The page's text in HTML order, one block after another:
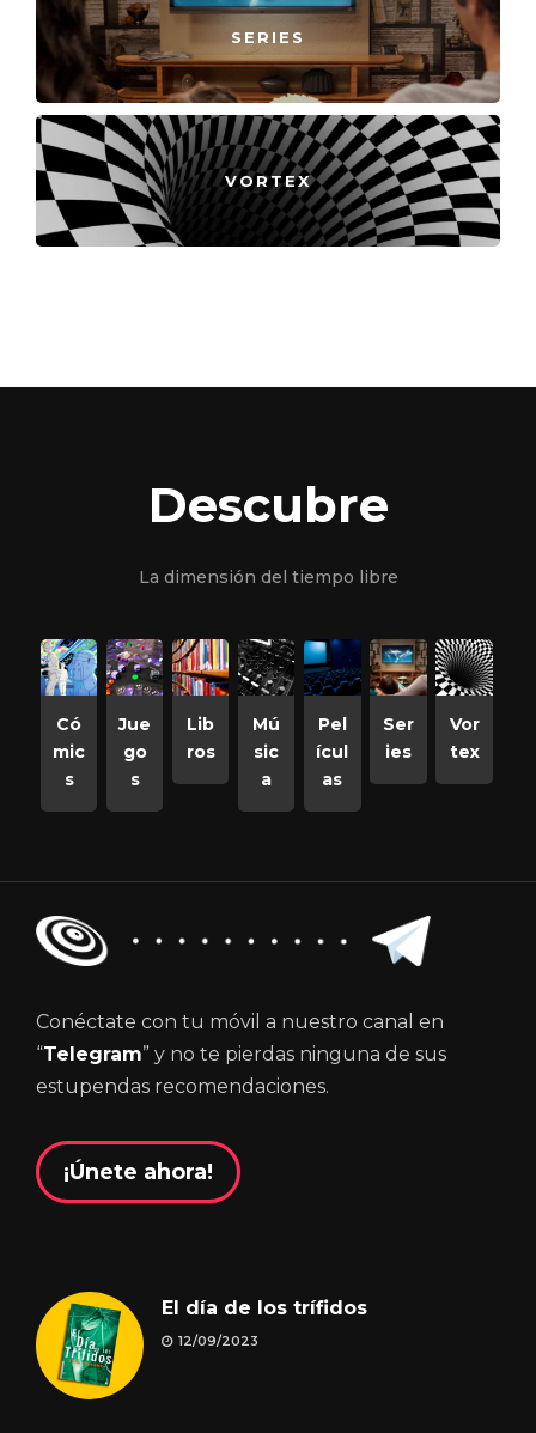
SERIES
VORTEX
Descubre
La dimensión del tiempo libre
Có
mic
s
Jue
go
s
Lib
ros
Mú
sic
a
Pel
ícul
as
Ser
ies
Vor
tex
Conéctate con tu móvil a nuestro canal en
“Telegram” y no te pierdas ninguna de sus
estupendas recomendaciones.
¡Únete ahora!
El día de los trífidos
12/09/2023